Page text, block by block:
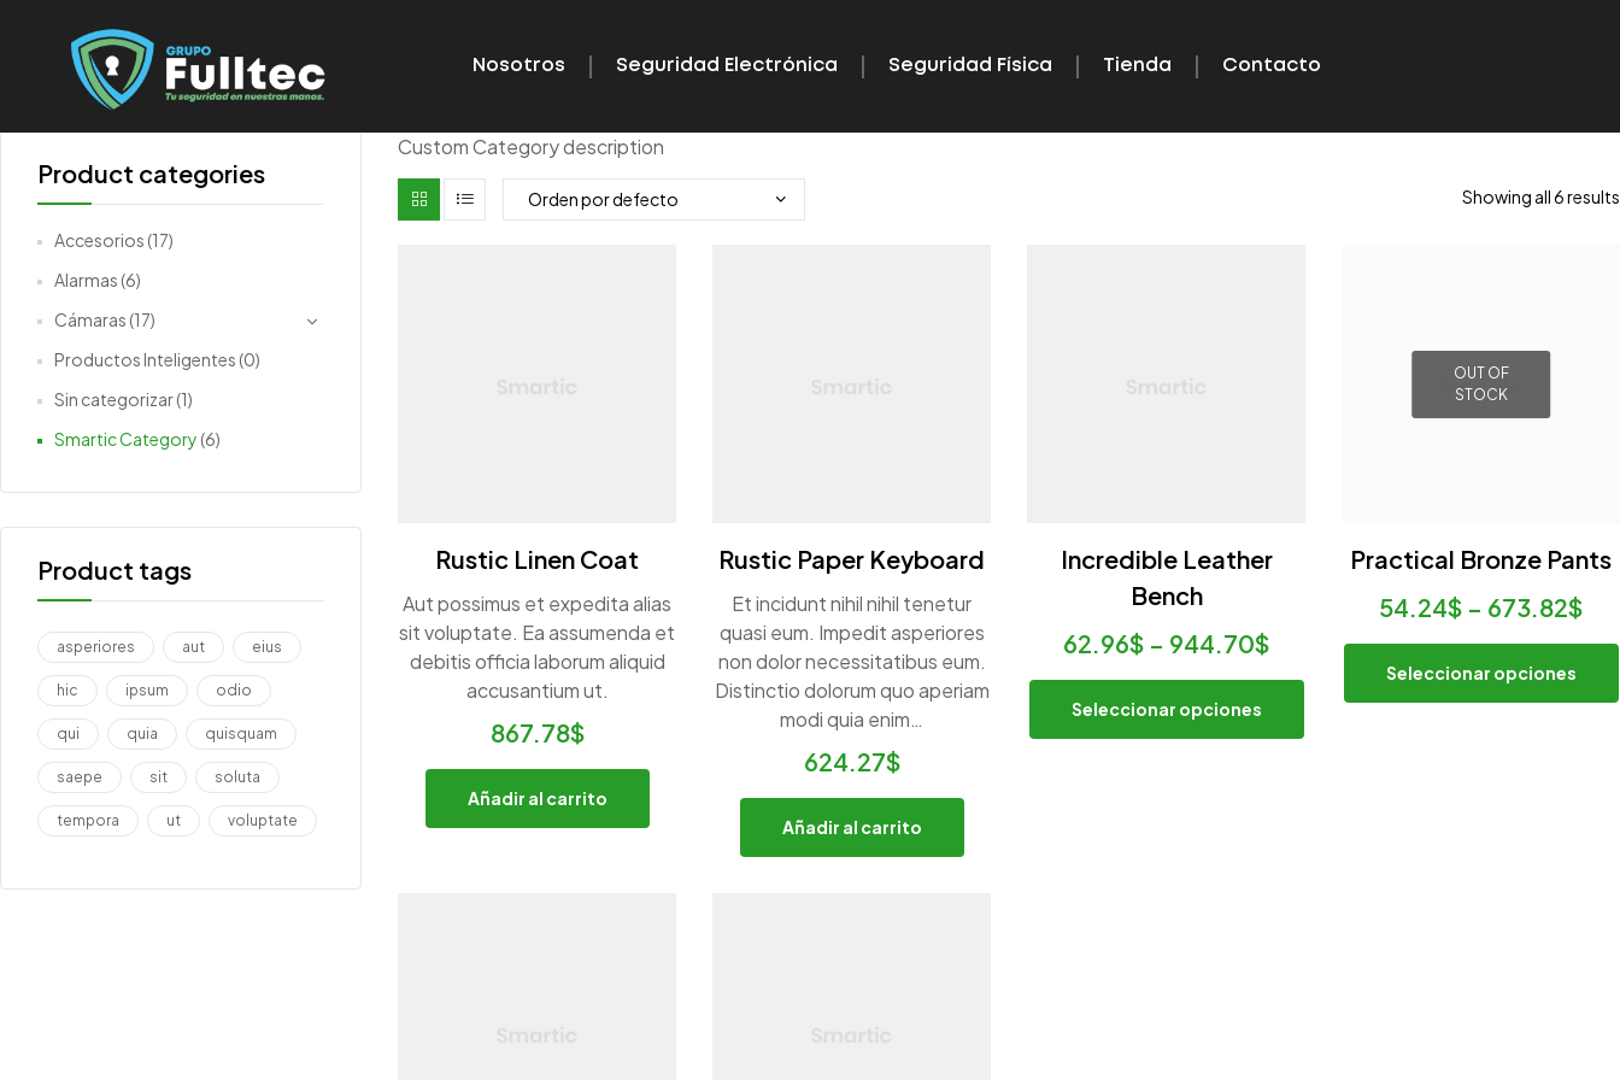
Nosotros Seguridad Electrónica Seguridad Física Tienda Contacto
Custom Category description
Showing all 6 results
Rustic Linen Coat
Aut possimus et expedita alias
sit voluptate. Ea assumenda et
debitis officia laborum aliquid
accusantium ut.
867.78$
Añadir al carrito
Rustic Paper Keyboard
Et incidunt nihil nihil tenetur
quasi eum. Impedit asperiores
non dolor necessitatibus eum.
Distinctio dolorum quo aperiam
modi quia enim…
624.27$
Añadir al carrito
Incredible Leather
Bench
62.96$ – 944.70$
Seleccionar opciones
OUT OF
STOCK
Practical Bronze Pants
54.24$ – 673.82$
Seleccionar opciones
Product categories
Accesorios (17)
Alarmas (6)
Cámaras (17)
Productos Inteligentes (0)
Sin categorizar(1)
Smartic Category (6)
Product tags
asperiores aut eius
hic ipsum odio
qui quia quisquam
saepe sit soluta
tempora ut voluptate